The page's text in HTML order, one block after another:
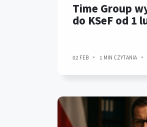
Time Group
do KSeF od 1
02 FEB 1 MIN CZYTANIA